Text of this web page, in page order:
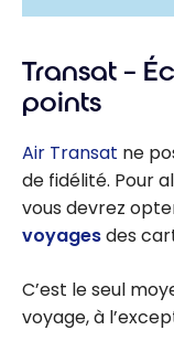
Transat –
points
Air Transat ne
de fidélité. Pour
vous devrez
voyagesdes
C’est le seul
voyage, à